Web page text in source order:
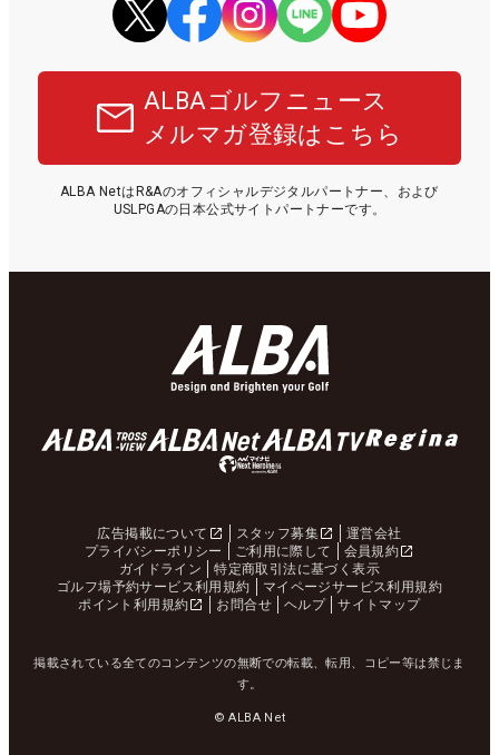
ALBAゴルフニュース
メルマガ登録はこちら
ALBA NetはR&Aのオフィシャルデジタルパートナー、および
USLPGAの日本公式サイトパートナーです。
広告掲載について スタッフ募集
運営会社
プライバシーポリシー
ご利用に際して
会員規約
ガイドライン
特定商取引法に基づく表示
ゴルフ場予約サービス利用規約
マイページサービス利用規約
ポイント利用規約
お問合せ ヘルプ サイトマップ
掲載されている全てのコンテンツの無断での転載、転用、コピー等は禁じま
す。
© ALBA Net